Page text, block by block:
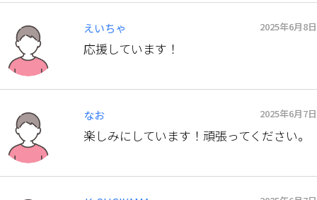
えいちゃ 2025年6月8日
応援しています！
なお 2025年6月7日
楽しみにしています！頑張ってください。